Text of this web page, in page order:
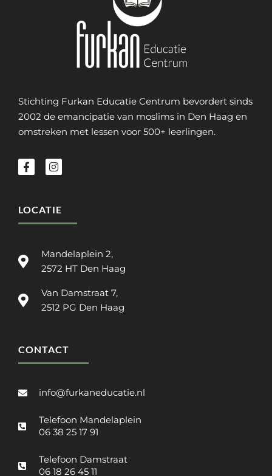
Stichting Furkan Educatie Centrum bevordert sinds
2002 de emancipatie van moslims in Den Haag en
omstreken met lessen voor 500+ leerlingen.
LOCATIE
Mandelaplein 2,
2572 HT Den Haag
Van Damstraat 7,
2512 PG Den Haag
CONTACT
info@furkaneducatie.nl
Telefoon Mandelaplein
06 38 25 17 91
Telefoon Damstraat
06 18 26 45 11